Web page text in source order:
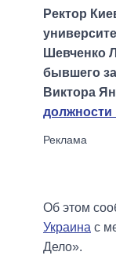
Ректор
Шевченко
бывшего
Виктора
Об этом
Украина с
Дело».